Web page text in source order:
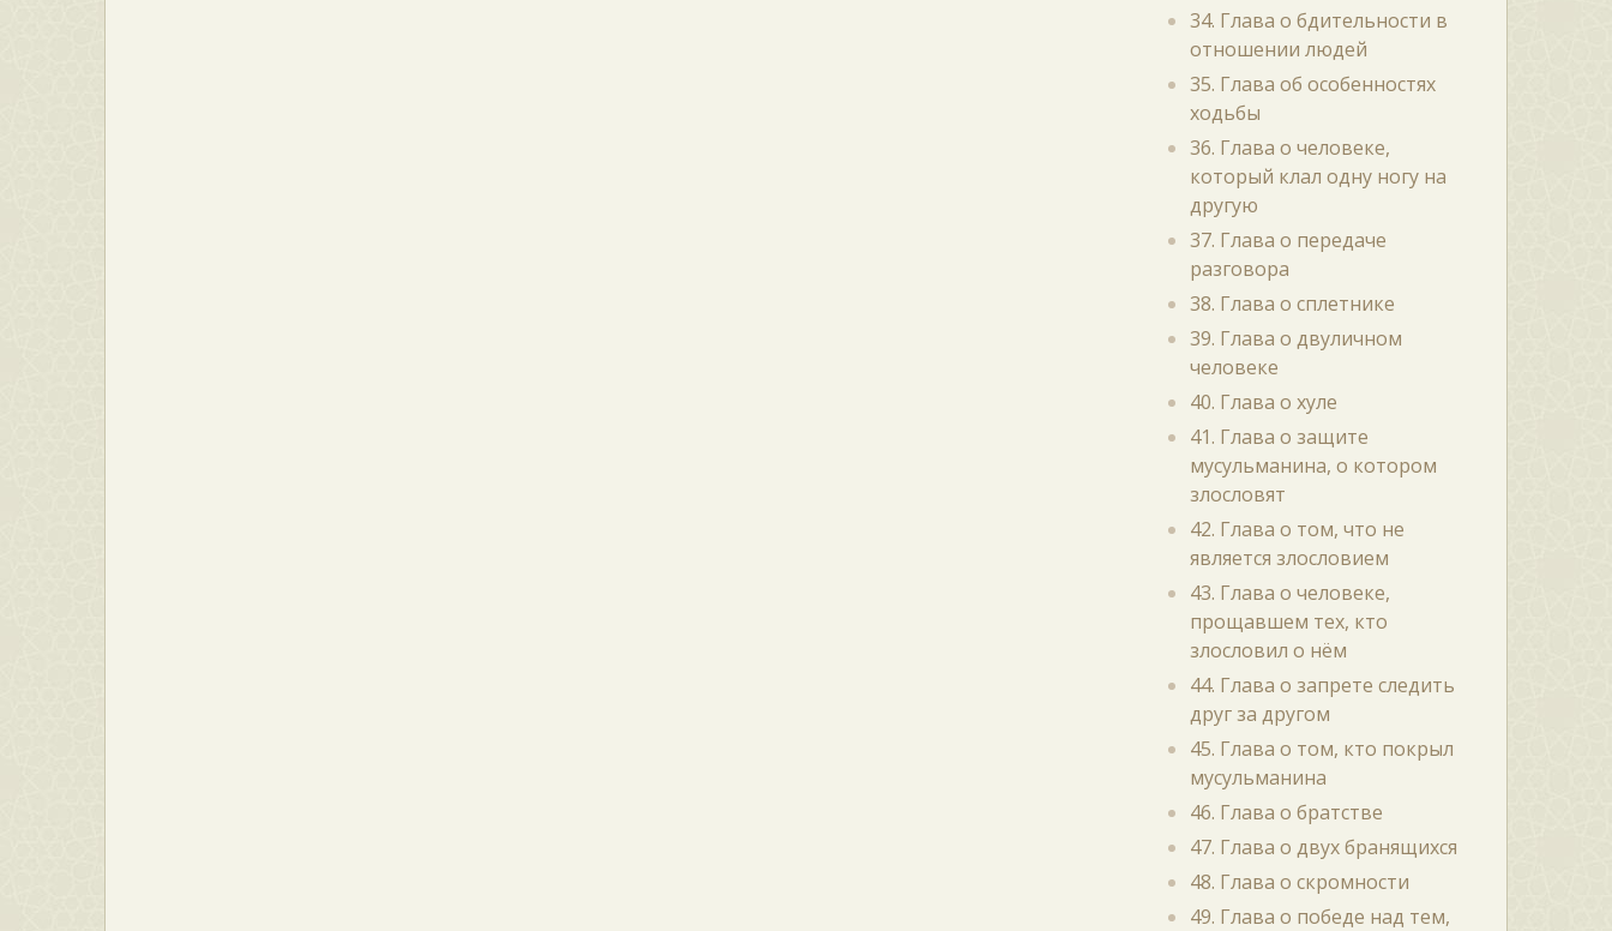
34. Глава о бдительности в
отношении людей
35. Глава об особенностях
ходьбы
36. Глава о человеке,
который клал одну ногу на
другую
37. Глава о передаче
разговора
38. Глава о сплетнике
39. Глава о двуличном
человеке
40. Глава о хуле
41. Глава о защите
мусульманина, о котором
злословят
42. Глава о том, что не
является злословием
43. Глава о человеке,
прощавшем тех, кто
злословил о нём
44. Глава о запрете следить
друг за другом
45. Глава о том, кто покрыл
мусульманина
46. Глава о братстве
47. Глава о двух бранящихся
48. Глава о скромности
49. Глава о победе над тем,